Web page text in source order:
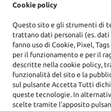
Tetto
Interni
Fari
Cookie policy
Questo sito e gli strumenti di
trattano dati personali (es.
fanno uso di Cookie, Pixel,
per il funzionamento e per il
descritte nella cookie policy,
funzionalità del sito e la
sul pulsante Accetta Tutti
queste tecnologie. In
scelte tramite l'apposito